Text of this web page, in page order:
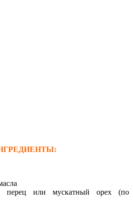
перец или мускатный орех (по